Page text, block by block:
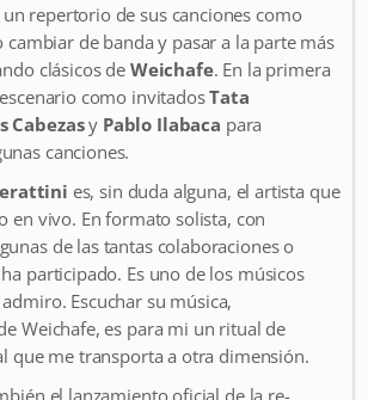
repertorio de sus canciones como
cambiar de banda y pasar a la parte más
clásicos de Weichafe. En la primera
como invitadosTata
Cabezasy Pablo Ilabaca para
canciones.
es, sin duda alguna, el artista que
en vivo. En formato solista, con
de las tantas colaboraciones o
participado. Es uno de los músicos
Escuchar su música,
Weichafe, es para mi un ritual de
que me transporta a otra dimensión.
el lanzamiento oficial de la re-